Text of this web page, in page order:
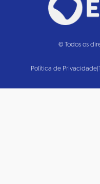
© Todos os
Política de Privacidade|